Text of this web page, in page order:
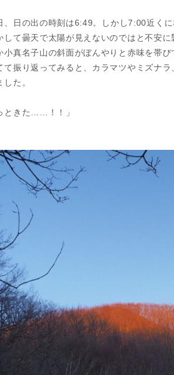
、日の出の時刻は6:49。しかし7:00近く
して曇天で太陽が見えないのではと不安
小真名子山の斜面がぼんやりと赤味を帯び
て振り返ってみると、カラマツやミズナ
した。
ときた……！！」